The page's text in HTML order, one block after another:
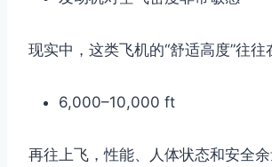
现实中，这类飞机的“舒适高度”往往
6,000–10,000 ft
再往上飞，性能、人体状态和安全